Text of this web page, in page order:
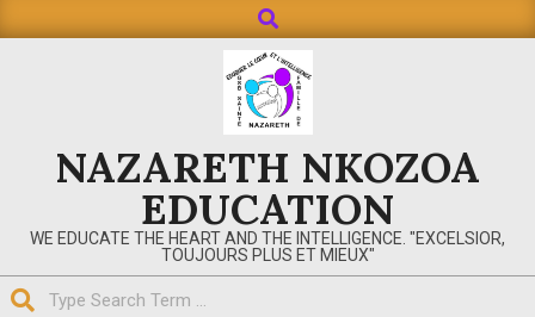
to
Search
NAZARETH NKOZOA
EDUCATION
WE EDUCATE THE HEART AND THE INTELLIGENCE. "EXCELSIOR,
TOUJOURS PLUS ET MIEUX"